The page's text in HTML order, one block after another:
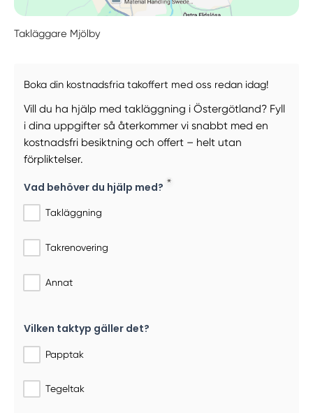
Takläggare Mjölby
Boka din kostnadsfria takoffert med oss redan idag!
Vill du ha hjälp med takläggning i Östergötland? Fyll
i dina uppgifter så återkommer vi snabbt med en
kostnadsfri besiktning och offert – helt utan
förpliktelser.
Vad behöver du hjälp med?
Takläggning
Takrenovering
Annat
Vilken taktyp gäller det?
Papptak
Tegeltak